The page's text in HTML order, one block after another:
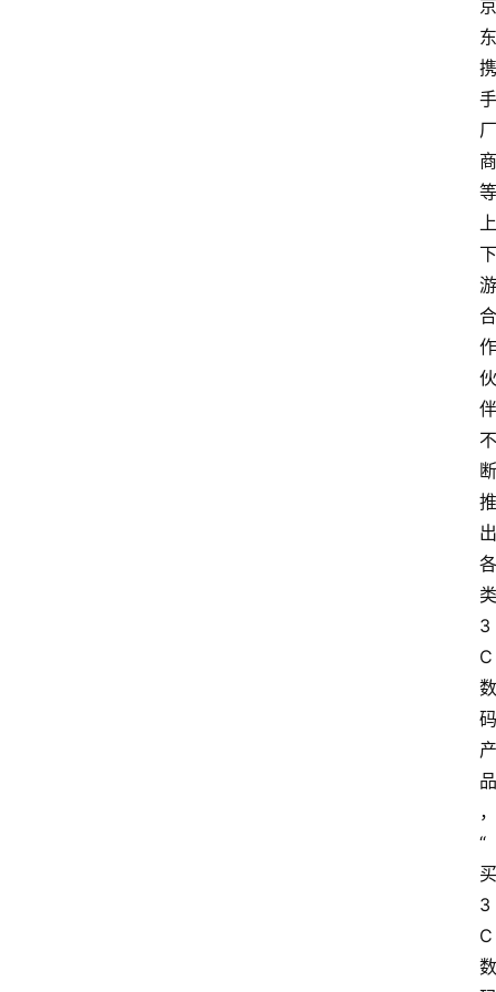
京
东
携
手
厂
商
等
上
下
游
合
作
伙
伴
不
断
推
出
各
类
3
C
数
码
产
品
，
“
买
3
C
数